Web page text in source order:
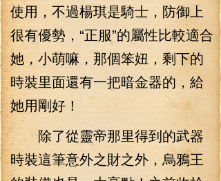
使用，不過楊琪是騎士，防御上
很有優勢，“正服”的屬性比較適合
她，小萌嘛，那個笨妞，剩下的
時裝里面還有一把暗金器的，給
她用剛好！
除了從靈帝那里得到的武器
時裝這筆意外之財之外，烏鴉王